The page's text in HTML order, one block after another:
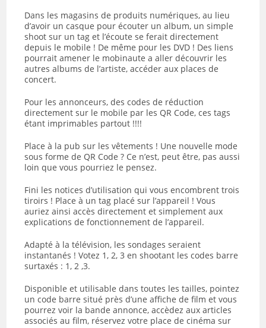
Dans les magasins de produits numériques, au lieu
d’avoir un casque pour écouter un album, un simple
shoot sur un tag et l’écoute se ferait directement
depuis le mobile ! De même pour les DVD ! Des liens
pourrait amener le mobinaute a aller découvrir les
autres albums de l’artiste, accéder aux places de
concert.
Pour les annonceurs, des codes de réduction
directement sur le mobile par les QR Code, ces tags
étant imprimables partout !!!!
Place à la pub sur les vêtements ! Une nouvelle mode
sous forme de QR Code ? Ce n’est, peut être, pas aussi
loin que vous pourriez le pensez.
Fini les notices d’utilisation qui vous encombrent trois
tiroirs ! Place à un tag placé sur l’appareil ! Vous
auriez ainsi accès directement et simplement aux
explications de fonctionnement de l’appareil.
Adapté à la télévision, les sondages seraient
instantanés ! Votez 1, 2, 3 en shootant les codes barre
surtaxés : 1, 2 ,3.
Disponible et utilisable dans toutes les tailles, pointez
un code barre situé près d’une affiche de film et vous
pourrez voir la bande annonce, accèdez aux articles
associés au film, réservez votre place de cinéma sur